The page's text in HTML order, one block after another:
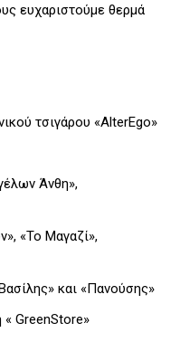
ευχαριστούμε θερμά
τσιγάρου «AlterEgo»
Άνθη»,
«Το Μαγαζί»,
και «Πανούσης»
« GreenStore»